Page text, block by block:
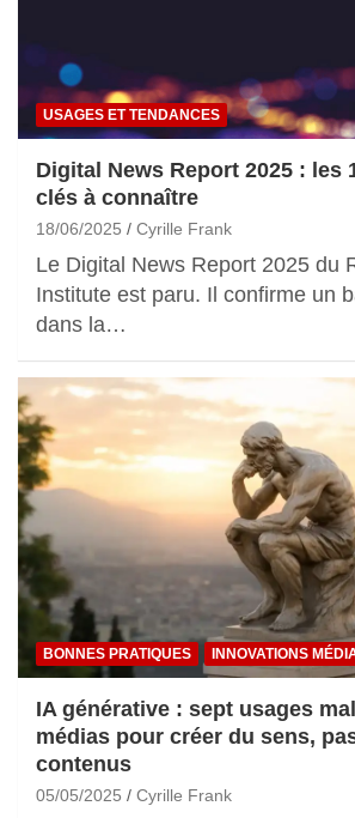
USAGES ET TENDANCES
Digital News Report 2025 : les
clés à connaître
18/06/2025 Cyrille Frank
Le Digital News Report 2025 du
Institute est paru. Il confirme un
dans la…
BONNES PRATIQUES INNOVATIONS
IA générative : sept usages
médias pour créer du sens,
contenus
05/05/2025 Cyrille Frank